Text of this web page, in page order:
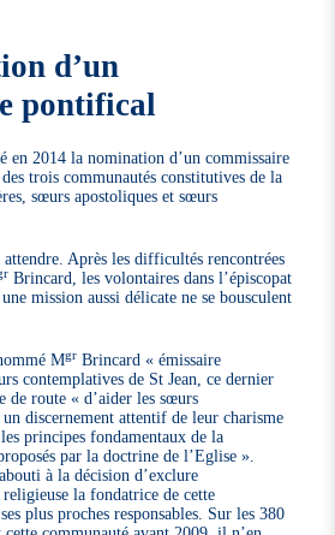
d’un
pontifical
en 2014 la nomination d’un commissaire
trois communautés constitutives de la
sœurs apostoliques et sœurs
Après les difficultés rencontrées
Brincard, les volontaires dans l’épiscopat
mission aussi délicate ne se bousculent
Mgr Brincard « émissaire
contemplatives de St Jean, ce dernier
de route « d’aider les sœurs
discernement attentif de leur charisme
principes fondamentaux de la
par la doctrine de l’Eglise ».
à la décision d’exclure
la fondatrice de cette
plus proches responsables. Sur les 380